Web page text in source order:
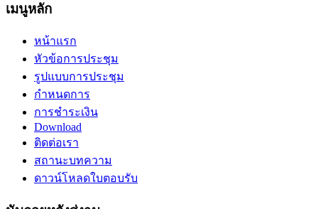
เมนูหลัก
หน้าแรก
หัวข้อการประชุม
รูปแบบการประชุม
กำหนดการ
การชำระเงิน
Download
ติดต่อเรา
สถานะบทความ
ดาวน์โหลดใบตอบรับ